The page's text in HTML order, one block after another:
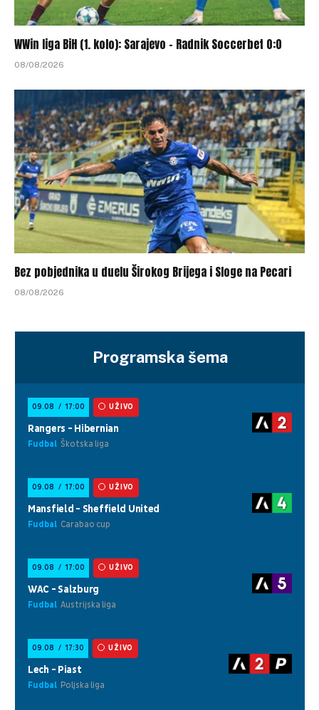
WWin liga BiH (1. kolo): Sarajevo – Radnik Soccerbet 0:0
08/08/2026
Bez pobjednika u duelu Širokog Brijega i Sloge na Pecari
08/08/2026
Programska šema